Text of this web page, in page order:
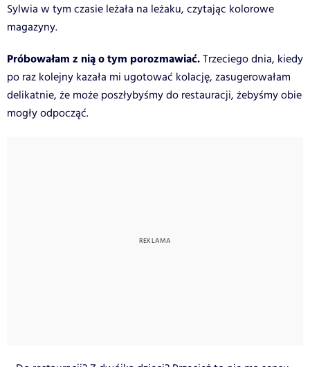
Sylwia w tym czasie leżała na leżaku, czytając kolorowe
magazyny.
Próbowałam z nią o tym porozmawiać.Trzeciego dnia, kiedy
po raz kolejny kazała mi ugotować kolację, zasugerowałam
delikatnie, że może poszłybyśmy do restauracji, żebyśmy obie
mogły odpocząć.